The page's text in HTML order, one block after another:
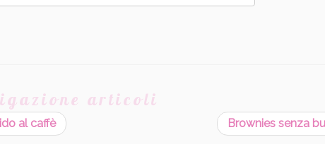
articoli
al caffè Brownies senza